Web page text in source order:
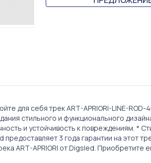
для себя трек ART-APRIORI-LINE-
стильного и функционального
и устойчивость к повреждениям. *
3 года гарантии на этот
ART-APRIORI от Digsled.